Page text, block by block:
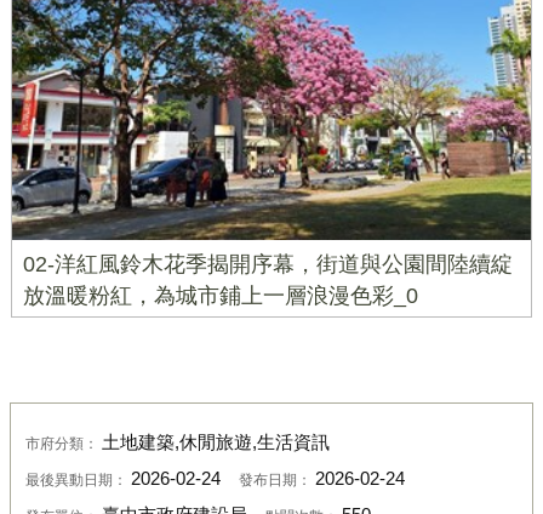
02-洋紅風鈴木花季揭開序幕，街道與公園間陸續綻
放溫暖粉紅，為城市鋪上一層浪漫色彩_0
市府分類： 土地建築,休閒旅遊,生活資訊
最後異動日期： 2026-02-24 發布日期： 2026-02-24